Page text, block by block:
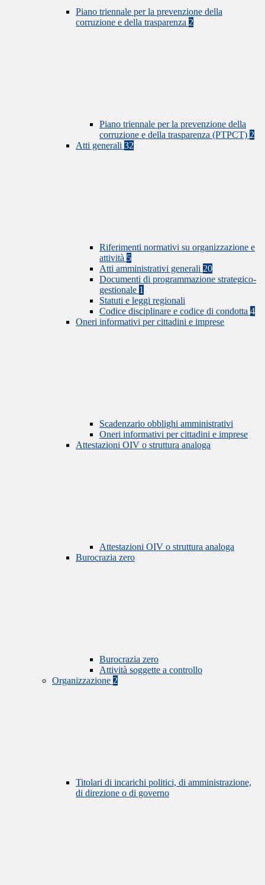
Piano triennale per la prevenzione della
corruzione e della trasparenza 2
Piano triennale per la prevenzione della
corruzione e della trasparenza (PTPCT) 2
Atti generali 32
Riferimenti normativi su organizzazione e
attività 5
Atti amministrativi generali 20
Documenti di programmazione strategico-
gestionale 1
Statuti e leggi regionali
Codice disciplinare e codice di condotta 4
Oneri informativi per cittadini e imprese
Scadenzario obblighi amministrativi
Oneri informativi per cittadini e imprese
Attestazioni OIV o struttura analoga
Attestazioni OIV o struttura analoga
Burocrazia zero
Burocrazia zero
Attività soggette a controllo
Organizzazione 2
Titolari di incarichi politici, di amministrazione,
di direzione o di governo